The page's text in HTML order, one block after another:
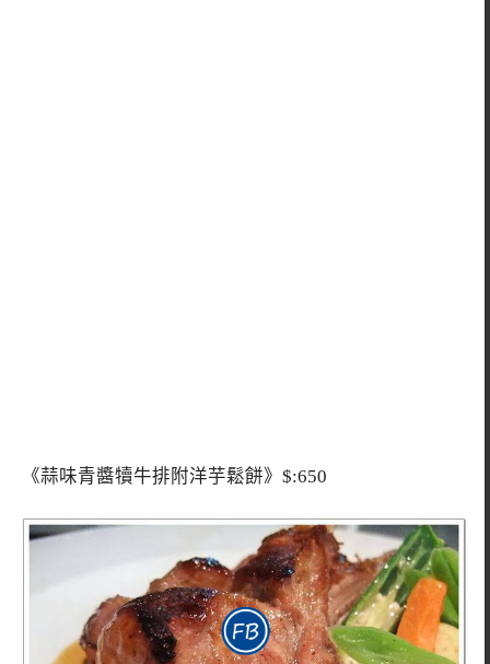
《蒜味青醬犢牛排附洋芋鬆餅》$:650